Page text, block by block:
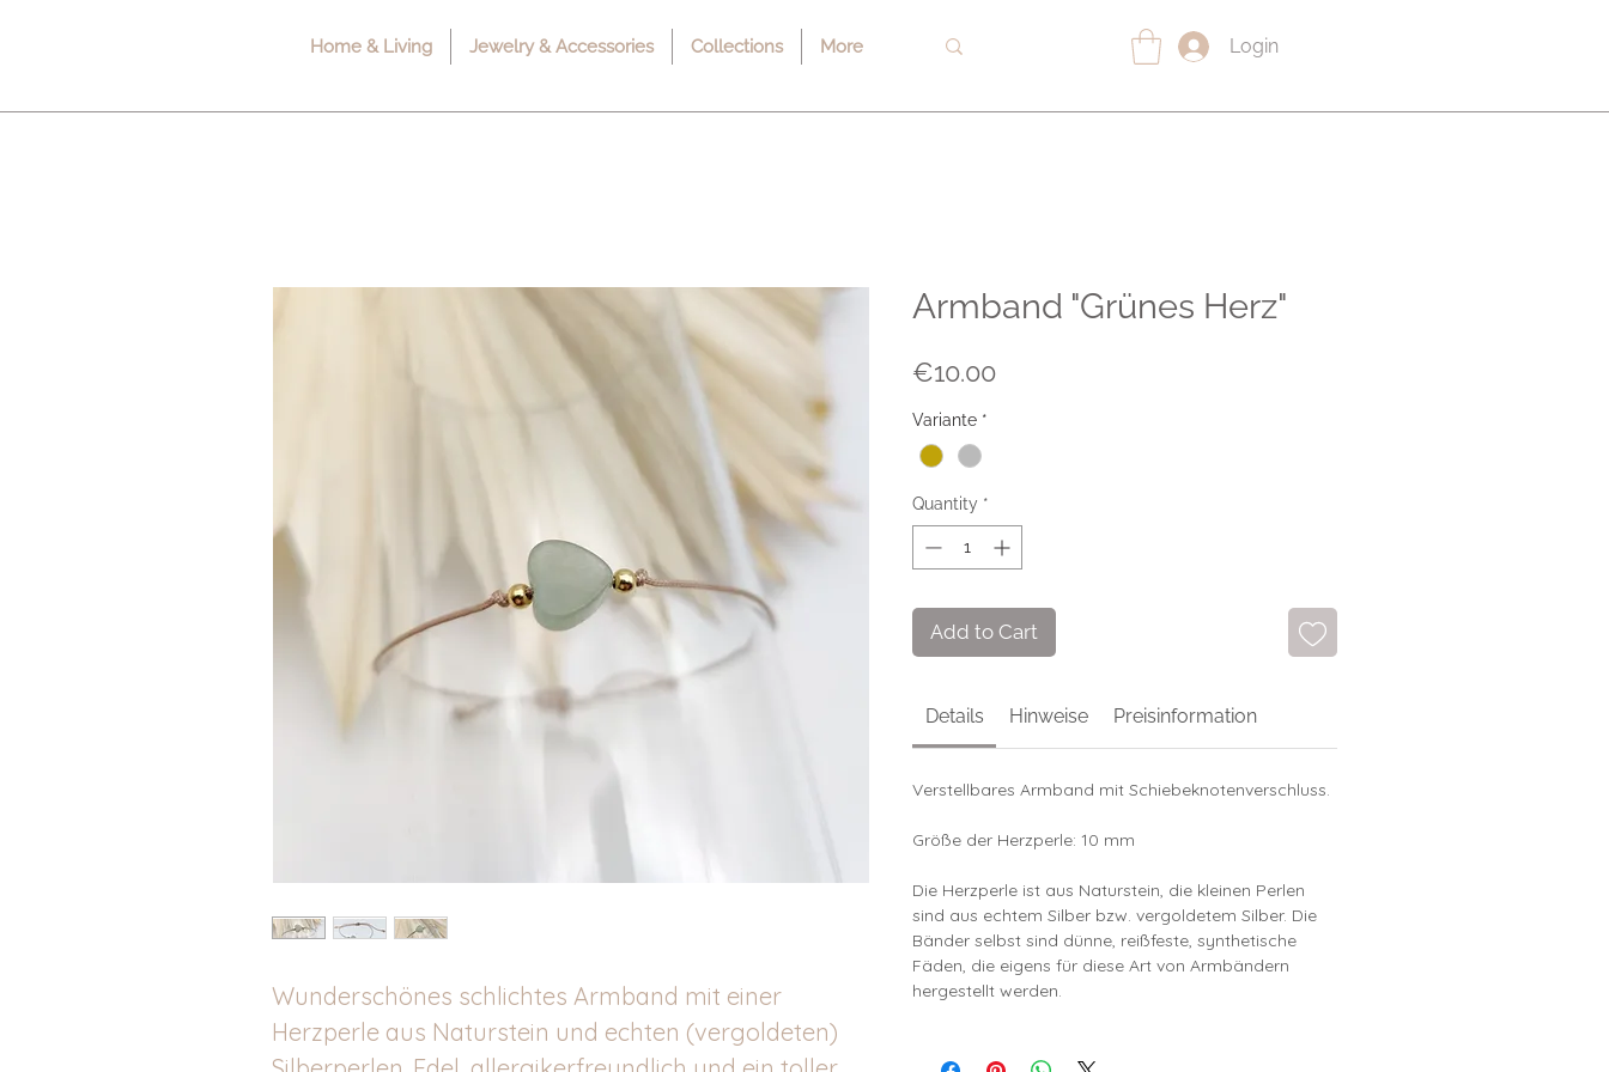
Home & Living Jewelry & Accessories Collections More Login
Wunderschönes schlichtes Armband mit einer
Herzperle aus Naturstein und echten (vergoldeten)
Armband "Grünes Herz"
€10.00Price
Variante *
Quantity *
Add to Cart
Details Hinweise Preisinformation
Verstellbares Armband mit Schiebeknotenverschluss.
Größe der Herzperle: 10 mm
Die Herzperle ist aus Naturstein, die kleinen Perlen
sind aus echtem Silber bzw. vergoldetem Silber. Die
Bänder selbst sind dünne, reißfeste, synthetische
Fäden, die eigens für diese Art von Armbändern
hergestellt werden.